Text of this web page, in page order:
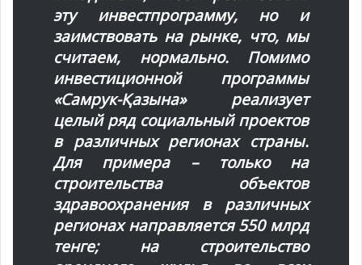
эту инвестпрограмму, но и
заимствовать на рынке, что, мы
считаем, нормально. Помимо
инвестиционной программы
«Самрук-Қазына» реализует
целый ряд социальный проектов
в различных регионах страны.
Для примера – только на
строительства объектов
здравоохранения в различных
регионах направляется 550 млрд
тенге; на строительство